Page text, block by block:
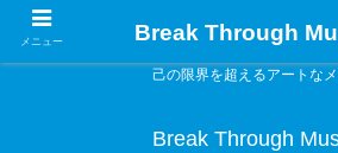
己の限界を超えるアートな
Break Through
メニュー Break Through